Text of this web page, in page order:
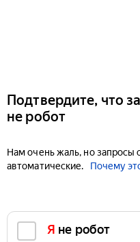
Подтвердите, что
не робот
Нам очень жаль, но запросы
автоматические.
Почему
Я не робот